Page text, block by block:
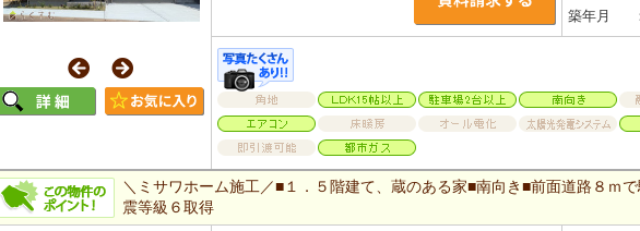
築年月
＼ミサワホーム施工／■１．５階建て、蔵のある家■南向き■前面道路８ｍ
震等級６取得